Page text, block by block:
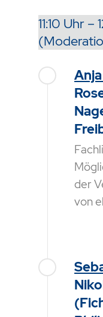
11:10 Uhr –
der
von